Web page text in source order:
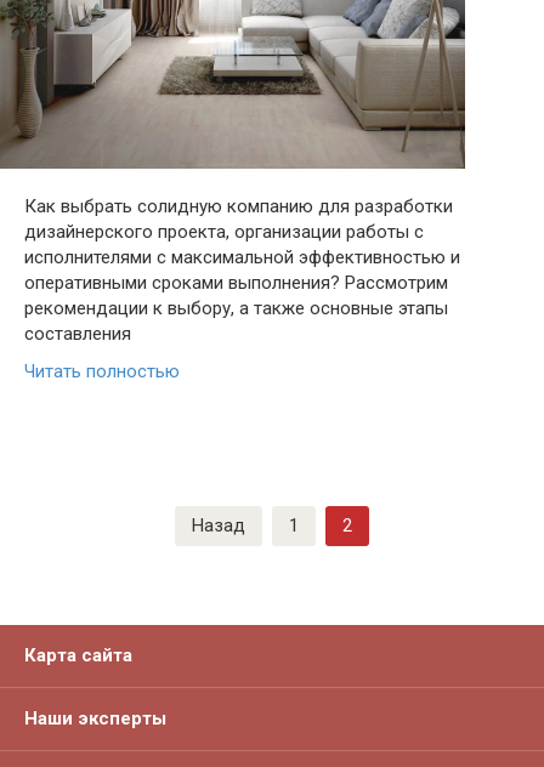
Как выбрать солидную компанию для разработки
дизайнерского проекта, организации работы с
исполнителями с максимальной эффективностью и
оперативными сроками выполнения? Рассмотрим
рекомендации к выбору, а также основные этапы
составления
Читать полностью
Назад 1 2
Карта сайта
Наши эксперты